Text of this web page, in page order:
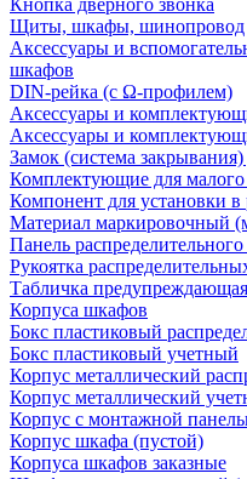
Кнопка дверного звонка
Щиты, шкафы, шинопровод
Аксессуары и
шкафов
DIN-рейка (с Ω-профилем)
Аксессуары и
Аксессуары и
Замок (система
Комплектующие для малого
Компонент для установки
Материал маркировочный
Панель
Рукоятка
Табличка
Корпуса шкафов
Бокс пластиковый
Бокс пластиковый учетный
Корпус металлический
Корпус металлический
Корпус с монтажной
Корпус шкафа (пустой)
Корпуса шкафов заказные